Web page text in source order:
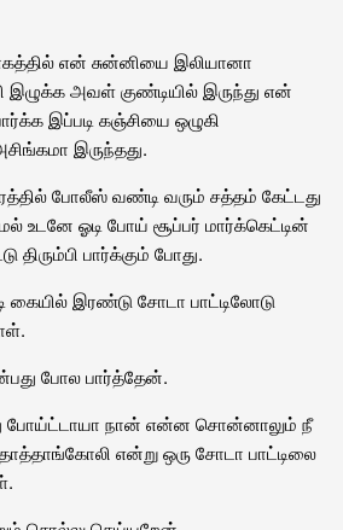
என் சுன்னியை இலியானா
இழுக்க அவள் குண்டியில் இருந்து என்
இப்படி கஞ்சியை ஒழுகி
இருந்தது.
போலீஸ் வண்டி வரும் சத்தம் கேட்டது
உடனே ஓடி போய் சூப்பர் மார்க்கெட்டின்
திரும்பி பார்க்கும் போது.
கையில் இரண்டு சோடா பாட்டிலோடு
போல பார்த்தேன்.
போய்ட்டாயா நான் என்ன சொன்னாலும் நீ
என்று ஒரு சோடா பாட்டிலை